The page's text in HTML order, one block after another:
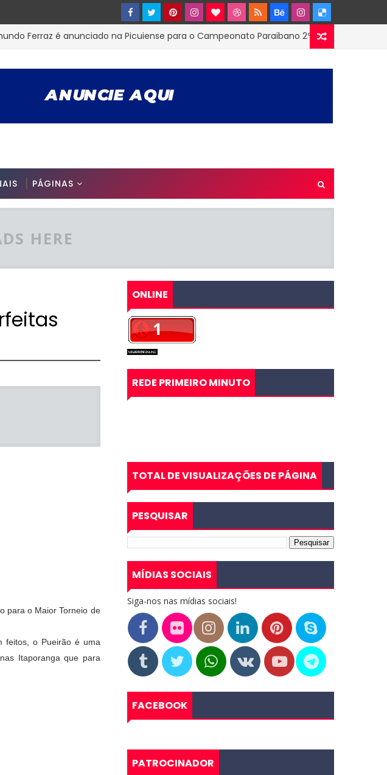
é anunciado na Picuiense para o Campeonato Paraibano 2ª Divisão
PÁGINAS
HERE
para o Maior Torneio de
feitos, o Pueirão é uma
Itaporanga que para
ONLINE
REDE PRIMEIRO MINUTO
TOTAL DE VISUALIZAÇÕES DE PÁGINA
PESQUISAR
MÍDIAS SOCIAIS
Siga-nos nas mídias sociais!
FACEBOOK
PATROCINADOR